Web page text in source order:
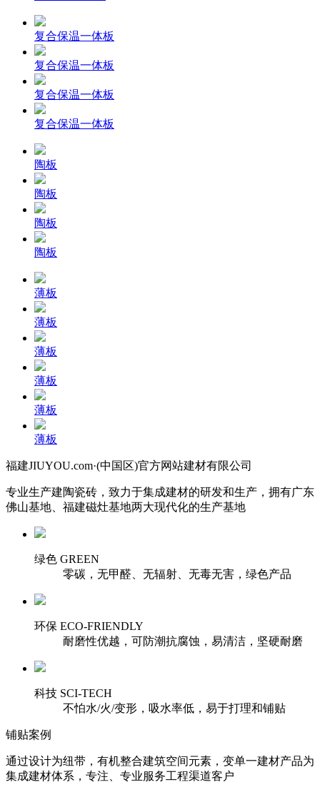
复合保温一体板
复合保温一体板
复合保温一体板
复合保温一体板
陶板
陶板
陶板
陶板
薄板
薄板
薄板
薄板
薄板
薄板
福建JIUYOU.com·(中国区)官方网站建材有限公司
专业生产建陶瓷砖，致力于集成建材的研发和生产，拥有广东
佛山基地、福建磁灶基地两大现代化的生产基地
绿色 GREEN
零碳，无甲醛、无辐射、无毒无害，绿色产品
环保 ECO-FRIENDLY
耐磨性优越，可防潮抗腐蚀，易清洁，坚硬耐磨
科技 SCI-TECH
不怕水/火/变形，吸水率低，易于打理和铺贴
铺贴案例
通过设计为纽带，有机整合建筑空间元素，变单一建材产品为
集成建材体系，专注、专业服务工程渠道客户